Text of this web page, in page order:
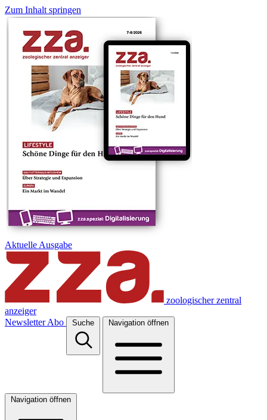
Zum Inhalt springen
Aktuelle Ausgabe
zoologischer zentral
anzeiger
Newsletter Abo Suche Navigation öffnen
Navigation öffnen